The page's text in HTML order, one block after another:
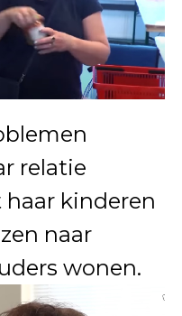
relatie
kinderen
naar
wonen.